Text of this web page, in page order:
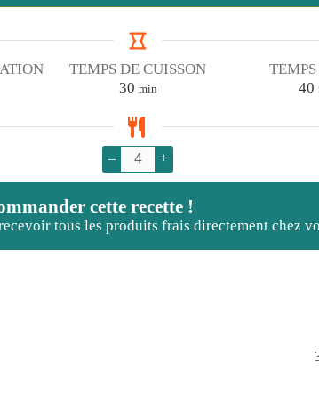
TEMPS DE CUISSON
30minutes
min
40
– +
cette recette !
tous les produits frais directement chez